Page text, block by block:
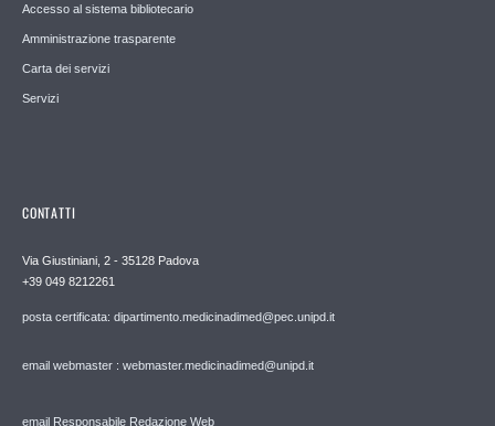
Accesso al sistema bibliotecario
Amministrazione trasparente
Carta dei servizi
Servizi
CONTATTI
Via Giustiniani, 2 - 35128 Padova
+39 049 8212261
posta certificata: dipartimento.medicinadimed@pec.unipd.it
email webmaster : webmaster.medicinadimed@unipd.it
email Responsabile Redazione Web